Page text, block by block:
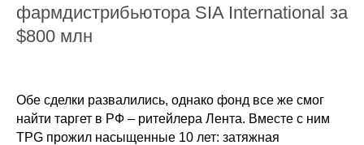
фармдистрибьютора SIA International за
$800 млн
Обе сделки развалились, однако фонд все же смог
найти таргет в РФ – ритейлера Лента. Вместе с ним
TPG прожил насыщенные 10 лет: затяжная